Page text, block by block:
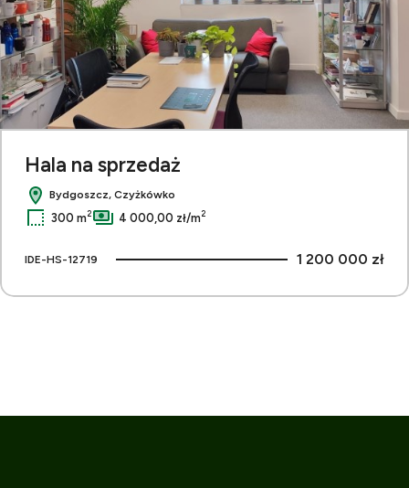
Hala na sprzedaż
Bydgoszcz, Czyżkówko
300 m2 4 000,00 zł/m2
IDE-HS-12719 1 200 000 zł